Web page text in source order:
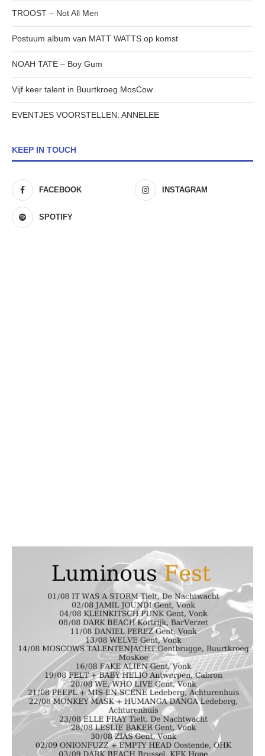
TROOST – Not All Men
Postuum album van MATT WATTS op komst
NOAH TATE – Boy Gum
Vijf keer talent in Buurtkroeg MosCow
EVENTJES VOORSTELLEN: ANNELEE
KEEP IN TOUCH
FACEBOOK INSTAGRAM
SPOTIFY